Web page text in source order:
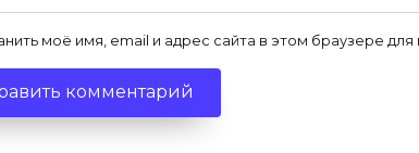
моё имя, email и адрес сайта в этом браузере